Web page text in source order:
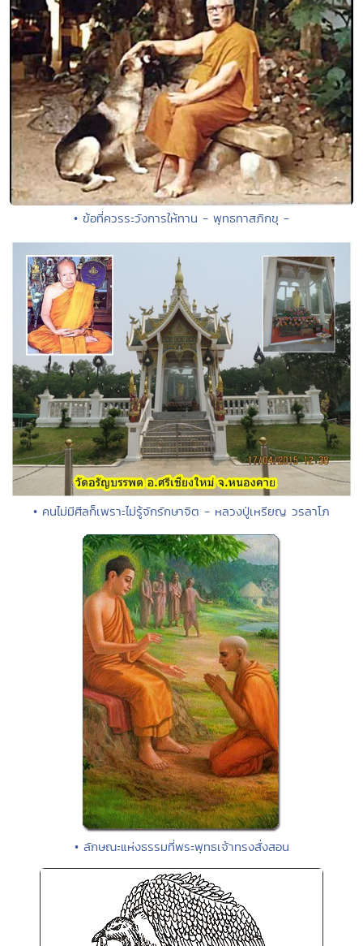
• ข้อที่ควรระวังการให้ทาน - พุทธทาสภิกขุ -
• คนไม่มีศีลก็เพราะไม่รู้จักรักษาจิต - หลวงปู่เหรียญ วรลาโภ
• ลักษณะแห่งธรรมที่พระพุทธเจ้าทรงสั่งสอน